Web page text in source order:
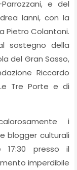
e del
Ianni, con la
Pietro Colantoni.
sostegno della
del Gran Sasso,
Riccardo
Le Tre Porte e di
i
blogger culturali
17:30 presso il
imperdibile